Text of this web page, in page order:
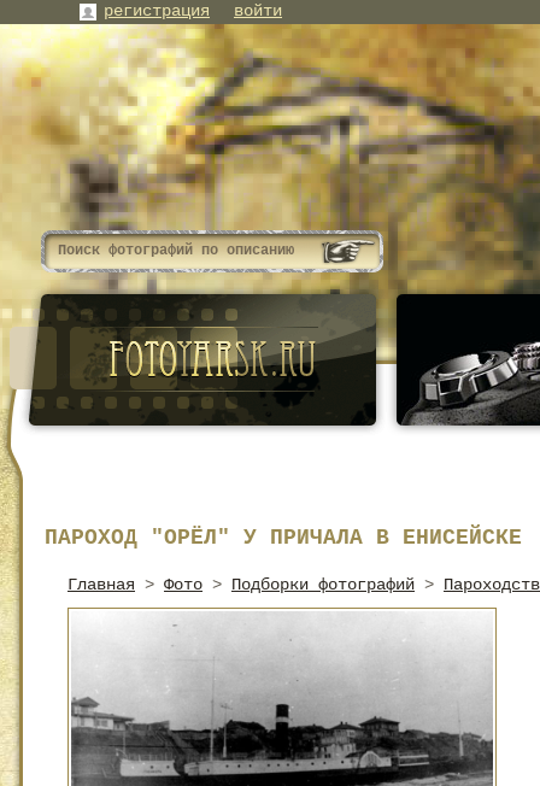
ПАРОХОД "ОРЁЛ" У ПРИЧАЛА В ЕНИСЕЙСКЕ
Главная > Фото > Подборки фотографий >
регистрация войти